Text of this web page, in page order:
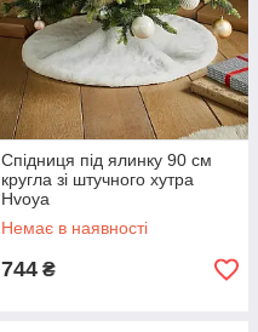
Спідниця під ялинку 90 см
кругла зі штучного хутра
Hvoya
Немає в наявності
744 ₴